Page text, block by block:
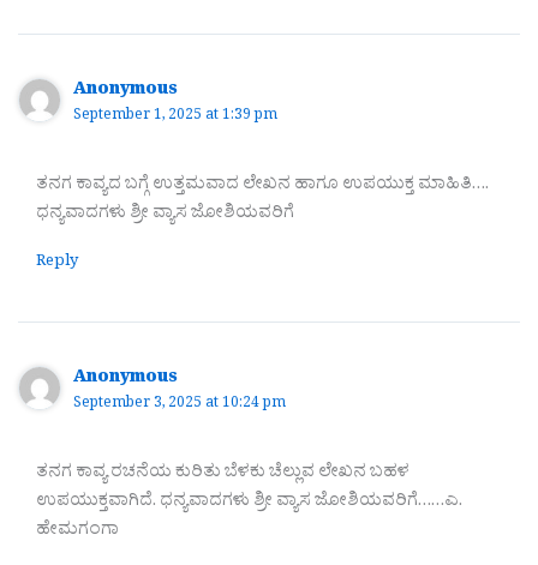
Anonymous
September 1, 2025 at 1:39 pm
ತನಗ ಕಾವ್ಯದ ಬಗ್ಗೆ ಉತ್ತಮವಾದ ಲೇಖನ ಹಾಗೂ ಉಪಯುಕ್ತ ಮಾಹಿತಿ….
ಧನ್ಯವಾದಗಳು ಶ್ರೀ ವ್ಯಾಸ ಜೋಶಿಯವರಿಗೆ
Reply
Anonymous
September 3, 2025 at 10:24 pm
ತನಗ ಕಾವ್ಯ ರಚನೆಯ ಕುರಿತು ಬೆಳಕು ಚೆಲ್ಲುವ ಲೇಖನ ಬಹಳ
ಉಪಯುಕ್ತವಾಗಿದೆ. ಧನ್ಯವಾದಗಳು ಶ್ರೀ ವ್ಯಾಸ ಜೋಶಿಯವರಿಗೆ……ಎ.
ಹೇಮಗಂಗಾ